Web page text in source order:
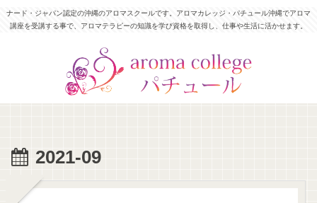
ナード・ジャパン認定の沖縄のアロマスクールです。アロマカレッジ・パチュール沖縄でアロマ
講座を受講する事で、アロマテラピーの知識を学び資格を取得し、仕事や生活に活かせます。
2021-09